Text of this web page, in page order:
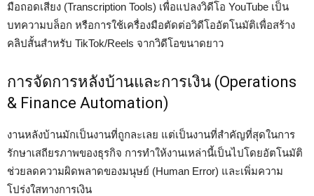
มือถอดเสียง (Transcription Tools) เพื่อแปลงวิดีโอ YouTube เป็น
บทความบล็อก หรือการใช้เครื่องมือตัดต่อวิดีโออัตโนมัติเพื่อสร้าง
คลิปสั้นสำหรับ TikTok/Reels จากวิดีโอขนาดยาว
การจัดการหลังบ้านและการเงิน (Operations
& Finance Automation)
งานหลังบ้านมักเป็นงานที่ถูกละเลย แต่เป็นงานที่สำคัญที่สุดในการ
รักษาเสถียรภาพของธุรกิจ การทำให้งานเหล่านี้เป็นไปโดยอัตโนมัติ
ช่วยลดความผิดพลาดของมนุษย์ (Human Error) และเพิ่มความ
โปร่งใสทางการเงิน